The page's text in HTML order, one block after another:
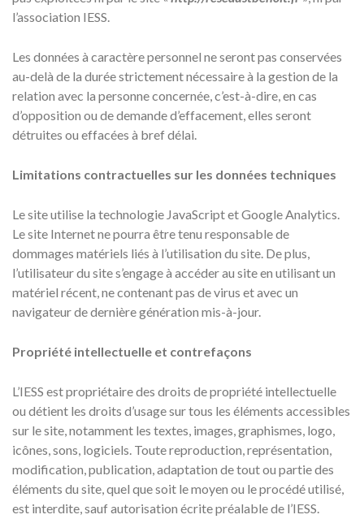
l’association IESS.
Les données à caractère personnel ne seront pas conservées
au-delà de la durée strictement nécessaire à la gestion de la
relation avec la personne concernée, c’est-à-dire, en cas
d’opposition ou de demande d’effacement, elles seront
détruites ou effacées à bref délai.
Limitations contractuelles sur les données techniques
Le site utilise la technologie JavaScript et Google Analytics.
Le site Internet ne pourra être tenu responsable de
dommages matériels liés à l’utilisation du site. De plus,
l’utilisateur du site s’engage à accéder au site en utilisant un
matériel récent, ne contenant pas de virus et avec un
navigateur de dernière génération mis-à-jour.
Propriété intellectuelle et contrefaçons
L’IESS est propriétaire des droits de propriété intellectuelle
ou détient les droits d’usage sur tous les éléments accessibles
sur le site, notamment les textes, images, graphismes, logo,
icônes, sons, logiciels. Toute reproduction, représentation,
modification, publication, adaptation de tout ou partie des
éléments du site, quel que soit le moyen ou le procédé utilisé,
est interdite, sauf autorisation écrite préalable de l’IESS.